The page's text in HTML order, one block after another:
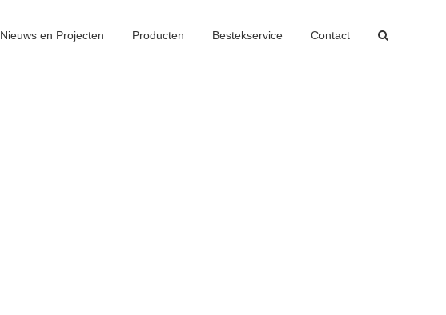
Nieuws en Projecten Producten Bestekservice Contact